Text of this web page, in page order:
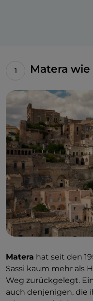
Matera
Matera hat seit den
Sassi kaum mehr als
Weg zurückgelegt.
auch denjenigen, die